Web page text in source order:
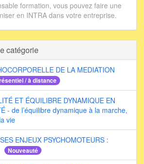
formation, vous pouvez faire une
en INTRA dans votre entreprise.
catégorie
DE LA MEDIATION
/ à distance
ET ÉQUILIBRE DYNAMIQUE EN
- de l’équilibre dynamique à la marche,
vie
ENJEUX PSYCHOMOTEURS :
Nouveauté